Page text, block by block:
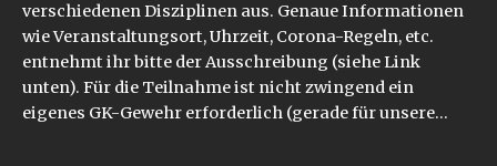
verschiedenen Disziplinen aus. Genaue Informationen
wie Veranstaltungsort, Uhrzeit, Corona-Regeln, etc.
entnehmt ihr bitte der Ausschreibung (siehe Link
unten). Für die Teilnahme ist nicht zwingend ein
eigenes GK-Gewehr erforderlich (gerade für unsere…